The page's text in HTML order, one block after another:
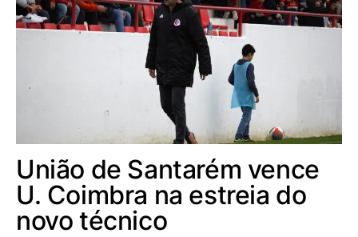
União de Santarém vence
U. Coimbra na estreia do
novo técnico